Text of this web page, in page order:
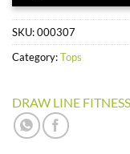
SKU:000307
Category:Tops
DRAW LINE FITNESS